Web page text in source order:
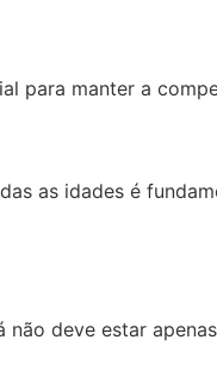
para manter a
as idades é
não deve estar